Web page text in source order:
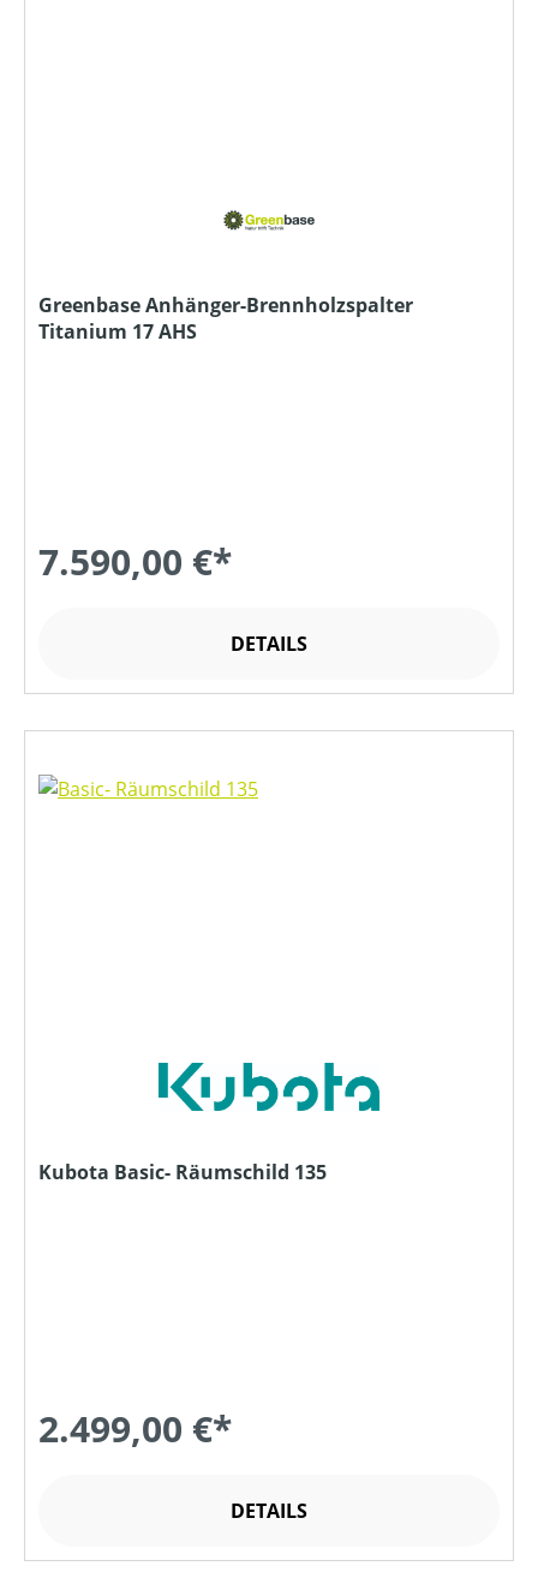
Greenbase Anhänger-Brennholzspalter
Titanium 17 AHS
7.590,00 €*
DETAILS
Kubota Basic- Räumschild 135
2.499,00 €*
DETAILS